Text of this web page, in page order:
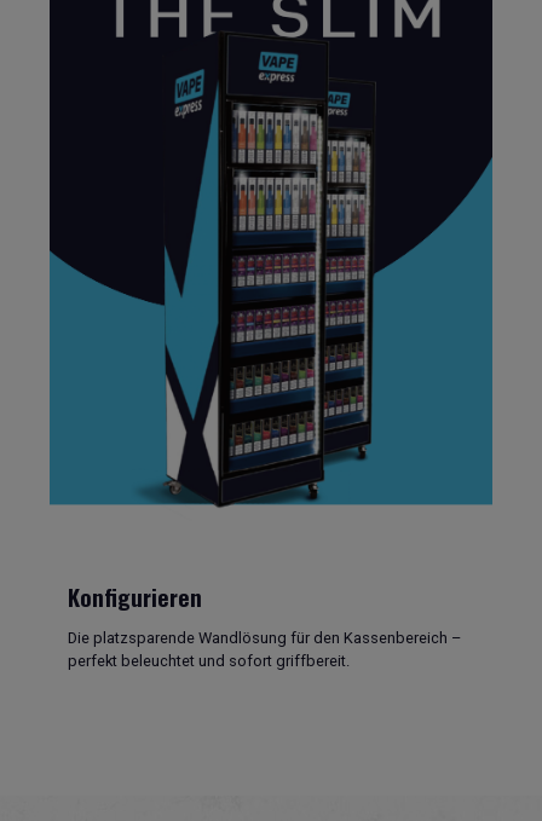
Konfigurieren
Die platzsparende Wandlösung für den Kassenbereich –
perfekt beleuchtet und sofort griffbereit.